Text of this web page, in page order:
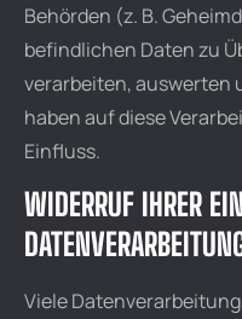
Behörden (z. B.
befindlichen Daten zu
verarbeiten, auswerten
haben auf diese
Einfluss.
WIDERRUF IHRER
Viele